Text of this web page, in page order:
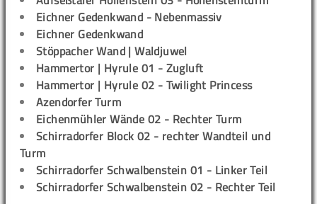
Eichner Gedenkwand - Nebenmassiv
Eichner Gedenkwand
Stöppacher Wand | Waldjuwel
Hammertor | Hyrule 01 - Zugluft
Hammertor | Hyrule 02 - Twilight Princess
Azendorfer Turm
Eichenmühler Wände 02 - Rechter Turm
Schirradorfer Block 02 - rechter Wandteil und
Turm
Schirradorfer Schwalbenstein 01 - Linker Teil
Schirradorfer Schwalbenstein 02 - Rechter Teil